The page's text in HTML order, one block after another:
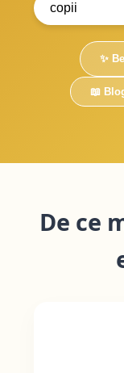
✨
📖
De ce